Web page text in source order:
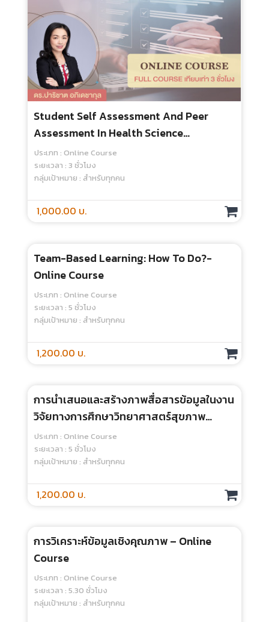
ประเภท : Online Course
ระยะเวลา : 7 ชั่วโมง
กลุ่มเป้าหมาย : สำหรับบุคลากรศิริราช
คอร์สนี้สำหรับบุคลากรศิริราชเท่านั้น
Student Self Assessment And Peer
Assessment In Health Science
กลุ่มเป้าหมาย : สำหรับทุกคน
1,000.00 บ.
Team-Based Learning: How To Do?-
Online Course
กลุ่มเป้าหมาย : สำหรับทุกคน
1,200.00 บ.